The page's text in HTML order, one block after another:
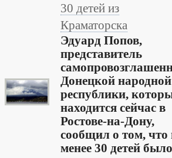
30 детей из
Краматорска
Эдуард Попов,
представитель
Донецкой народной
республики,
находится сейчас в
Ростове-на-Дону,
сообщил о том, что
менее 30 детей было